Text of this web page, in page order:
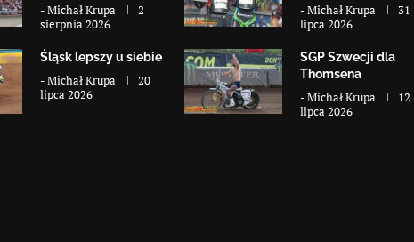
-Michał Krupa
2
sierpnia 2026
-Michał Krupa
31
lipca 2026
Śląsk lepszy u siebie
-Michał Krupa
20
lipca 2026
SGP Szwecji dla
Thomsena
-Michał Krupa
12
lipca 2026